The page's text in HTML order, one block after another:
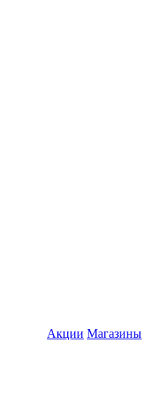
Акции Магазины